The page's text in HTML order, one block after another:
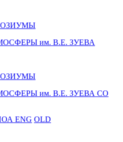
им. В.Е. ЗУЕВА
им. В.Е. ЗУЕВА СО
ENG OLD